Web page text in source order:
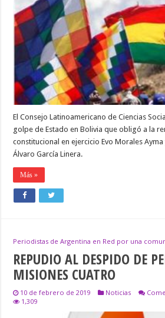
EN
BOLIVIA
El Consejo Latinoamericano de Ciencias
golpe de Estado en Bolivia que obligó a la
constitucional en ejercicio Evo Morales
Álvaro García Linera.
Más »
Periodistas de Argentina en Red por una
REPUDIO AL DESPIDO DE
MISIONES CUATRO
10 de febrero de 2019 Noticias
1,309